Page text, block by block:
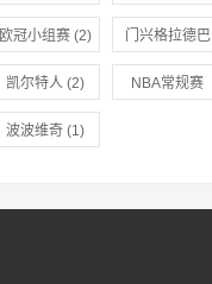
欧冠小组赛 (2) 门兴格拉德巴
赫(2)
凯尔特人 (2) NBA常规赛
波波维奇 (1)